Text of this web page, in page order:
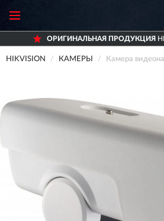
ОРИГИНАЛЬНАЯ ПРОДУКЦИЯ
HIKVISION КАМЕРЫ Камера